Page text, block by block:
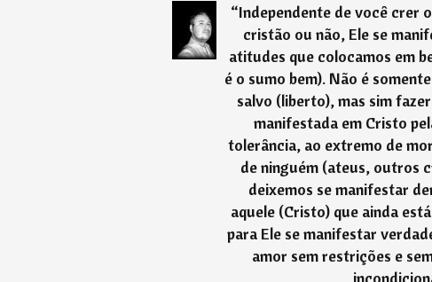
“Independente de você crer
cristão ou não, Ele se
atitudes que colocamos em
é o sumo bem). Não é
salvo (liberto), mas sim
manifestada em Cristo
tolerância, ao extremo de
de ninguém (ateus, outros
deixemos se manifestar
aquele (Cristo) que ainda
para Ele se manifestar
amor sem restrições e